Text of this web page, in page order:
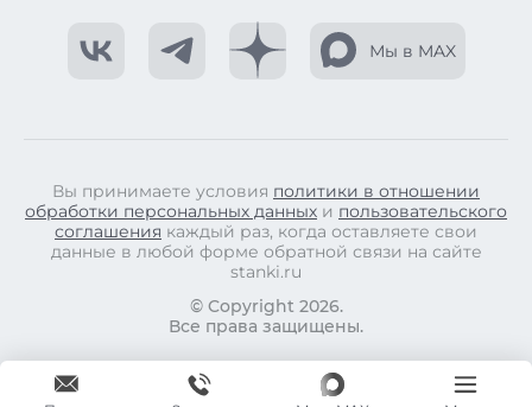
Мы в MAX
Вы принимаете условия политики в отношении
обработки персональных данных и пользовательского
соглашения каждый раз, когда оставляете свои
данные в любой форме обратной связи на сайте
stanki.ru
© Copyright 2026.
Все права защищены.